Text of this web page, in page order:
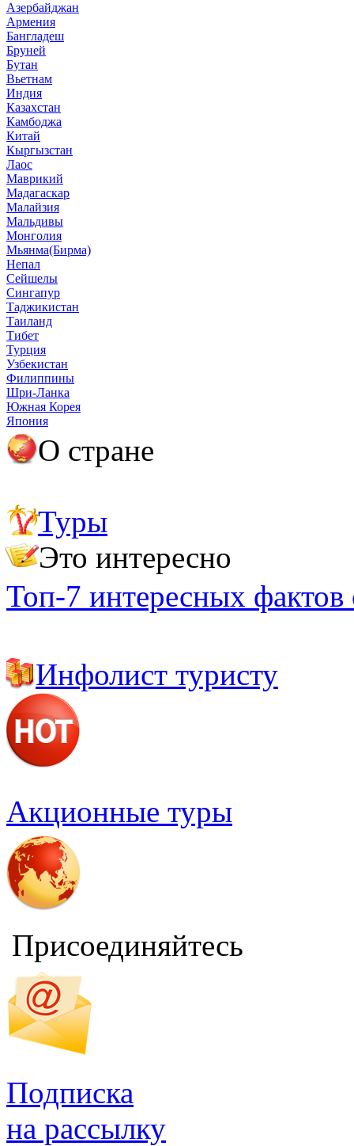
Азербайджан
Армения
Бангладеш
Бруней
Бутан
Вьетнам
Индия
Казахстан
Камбоджа
Китай
Кыргызстан
Лаос
Маврикий
Мадагаскар
Малайзия
Мальдивы
Монголия
Мьянма(Бирма)
Непал
Сейшелы
Сингапур
Таджикистан
Таиланд
Тибет
Турция
Узбекистан
Филиппины
Шри-Ланка
Южная Корея
Япония
О стране
Важно знать
Полезные адреса и телефоны
Туры
Это интересно
Топ-7 интересных
Инфолист туристу
Акционные туры
Присоединяйтесь
Подписка
на рассылку